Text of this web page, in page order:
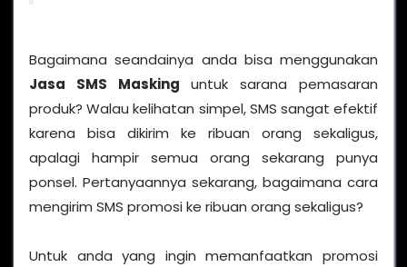
Bagaimana seandainya anda bisa menggunakan
Jasa SMS Masking untuk sarana pemasaran
produk? Walau kelihatan simpel, SMS sangat efektif
karena bisa dikirim ke ribuan orang sekaligus,
apalagi hampir semua orang sekarang punya
ponsel. Pertanyaannya sekarang, bagaimana cara
mengirim SMS promosi ke ribuan orang sekaligus?
Untuk anda yang ingin memanfaatkan promosi